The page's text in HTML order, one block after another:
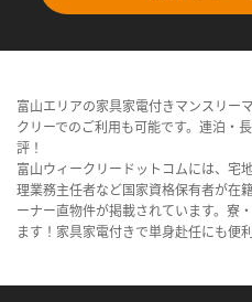
富山エリアの家具家電付きマンスリー
クリーでのご利用も可能です。連泊・
評！
富山ウィークリードットコムには、宅
理業務主任者など国家資格保有者が在
ーナー直物件が掲載されています。寮
ます！家具家電付きで単身赴任にも便利